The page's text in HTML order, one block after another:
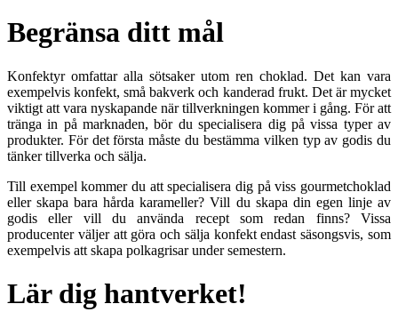
Begränsa ditt mål
Konfektyr omfattar alla sötsaker utom ren choklad. Det kan vara
exempelvis konfekt, små bakverk och kanderad frukt. Det är mycket
viktigt att vara nyskapande när tillverkningen kommer i gång. För att
tränga in på marknaden, bör du specialisera dig på vissa typer av
produkter. För det första måste du bestämma vilken typ av godis du
tänker tillverka och sälja.
Till exempel kommer du att specialisera dig på viss gourmetchoklad
eller skapa bara hårda karameller? Vill du skapa din egen linje av
godis eller vill du använda recept som redan finns? Vissa
producenter väljer att göra och sälja konfekt endast säsongsvis, som
exempelvis att skapa polkagrisar under semestern.
Lär dig hantverket!